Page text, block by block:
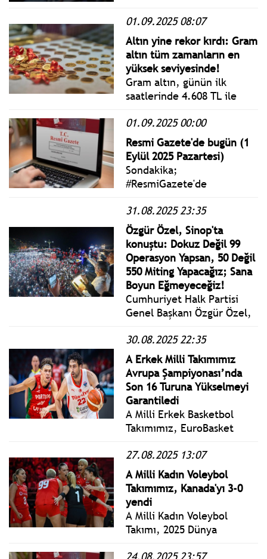
TELE1, 5 gün süreyle kapalı
01.09.2025 08:07
Altın yine rekor kırdı: Gram
altın tüm zamanların en
yüksek seviyesinde!
Gram altın, günün ilk
saatlerinde 4.608 TL ile
içerisinde hafif bir
gerileme yaşansa da rekor
seviyelere yakın seyir
devam ediyor.
01.09.2025 00:00
Resmi Gazete'de bugün (1
Eylül 2025 Pazartesi)
Sondakika;
#ResmiGazete'de
Pazartesi yönetmelik,
genelge ve tebliğler
takip edebilirsiniz.
31.08.2025 23:35
Özgür Özel, Sinop'ta
konuştu: Dokuz Değil 99
Operasyon Yapsan, 50 Değil
550 Miting Yapacağız; Sana
Boyun Eğmeyeceğiz!
Cumhuriyet Halk Partisi
Genel Başkanı Özgür Özel,
Millet İradesine Sahip
Çıkıyor Mitingine katıldı.
30.08.2025 22:35
A Erkek Milli Takımımız
Avrupa Şampiyonası’nda
Son 16 Turuna Yükselmeyi
Garantiledi
A Milli Erkek Basketbol
Takımımız, EuroBasket
Portekiz'i 95-54 mağlup etti
ve seriyi 3'e çıkardı!
27.08.2025 13:07
A Milli Kadın Voleybol
Takımımız, Kanada'yı 3-0
yendi
A Milli Kadın Voleybol
Takımı, 2025 Dünya
24.08.2025 23:57